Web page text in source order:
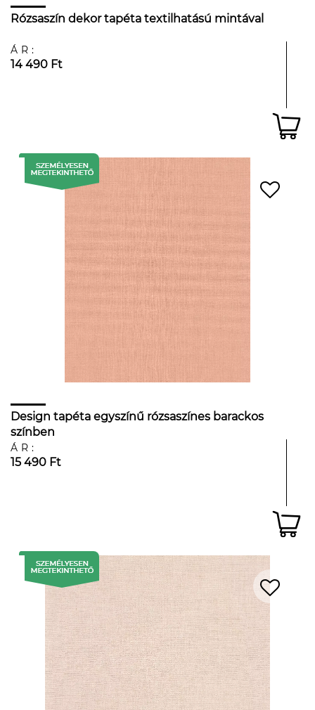
Rózsaszín dekor tapéta textilhatású mintával
ÁR:
14 490 Ft
Design tapéta egyszínű rózsaszínes barackos
színben
ÁR:
15 490 Ft